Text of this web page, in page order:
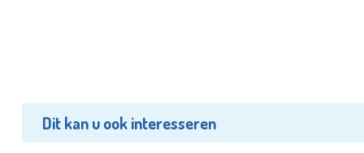
Dit kan u ook interesseren